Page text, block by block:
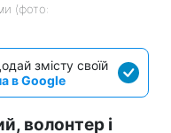
(фото:
змісту своїй
в Google
волонтер і